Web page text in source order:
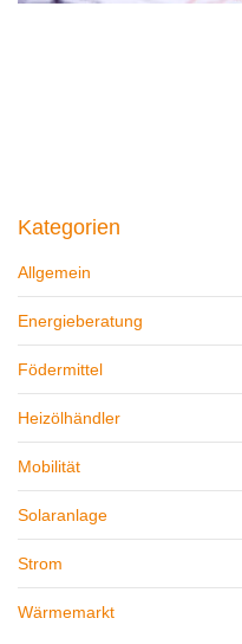
Kategorien
Allgemein
Energieberatung
Födermittel
Heizölhändler
Mobilität
Solaranlage
Strom
Wärmemarkt